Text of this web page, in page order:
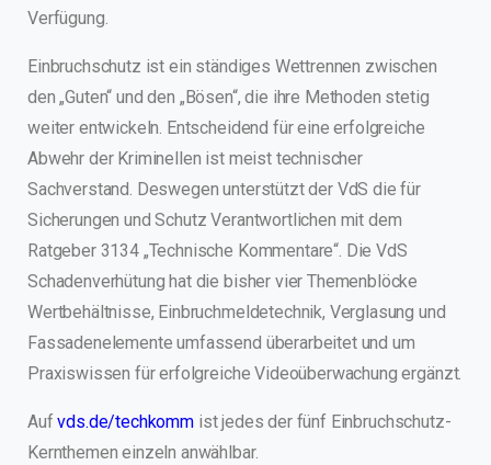
Verfügung.
Einbruchschutz ist ein ständiges Wettrennen zwischen
den „Guten“ und den „Bösen“, die ihre Methoden stetig
weiter entwickeln. Entscheidend für eine erfolgreiche
Abwehr der Kriminellen ist meist technischer
Sachverstand. Deswegen unterstützt der VdS die für
Sicherungen und Schutz Verantwortlichen mit dem
Ratgeber 3134 „Technische Kommentare“. Die VdS
Schadenverhütung hat die bisher vier Themenblöcke
Wertbehältnisse, Einbruchmeldetechnik, Verglasung und
Fassadenelemente umfassend überarbeitet und um
Praxiswissen für erfolgreiche Videoüberwachung ergänzt.
Aufvds.de/techkommist jedes der fünf Einbruchschutz-
Kernthemen einzeln anwählbar.